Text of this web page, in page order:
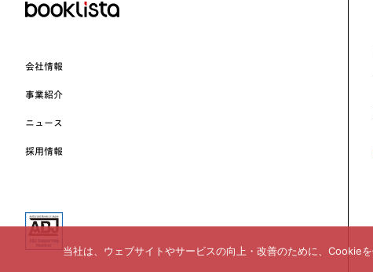
会社情報
事業紹介
ニュース
採用情報
当社は、ウェブサイトやサービスの向上・改善のために、Cookie